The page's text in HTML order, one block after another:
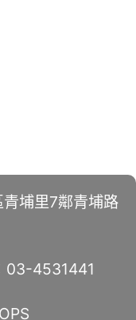
埔里7鄰青埔路
03-4531441